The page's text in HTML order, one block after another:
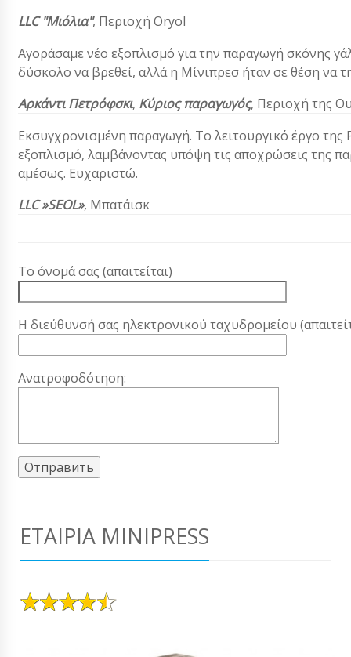
LLC "Μιόλια", Περιοχή Oryol
Αγοράσαμε νέο εξοπλισμό για την παραγωγή σκόνης
δύσκολο να βρεθεί, αλλά η Μίνιπρεσ ήταν σε θέση να
Αρκάντι Πετρόφσκι, Κύριος παραγωγός, Περιοχή της
Εκσυγχρονισμένη παραγωγή. Το λειτουργικό έργο
εξοπλισμό, λαμβάνοντας υπόψη τις αποχρώσεις της
αμέσως. Ευχαριστώ.
LLC »SEOL», Μπατάισκ
Το όνομά σας (απαιτείται)
Η διεύθυνσή σας ηλεκτρονικού ταχυδρομείου
Ανατροφοδότηση:
ΕΤΑΙΡΊΑ MINIPRESS